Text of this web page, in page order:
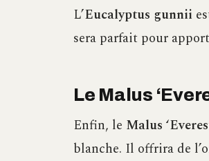
L’Eucalyptus gunnii
sera parfait pour
Le Malus
Enfin, le Malus
blanche. Il offrira de